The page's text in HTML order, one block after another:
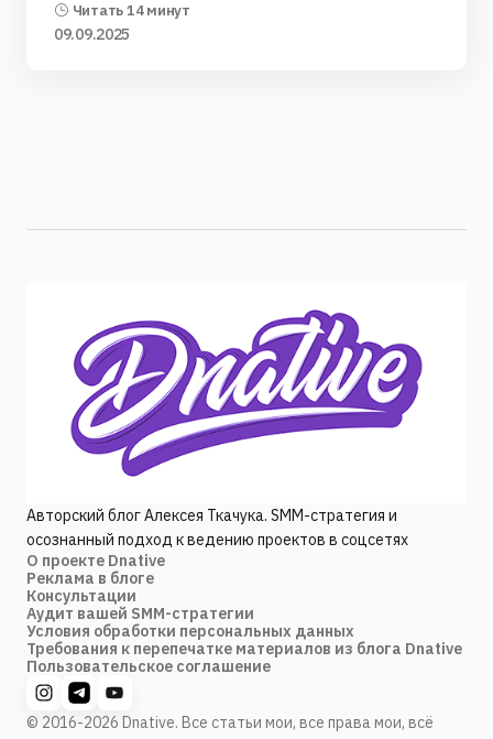
Читать 14 минут
09.09.2025
Авторский блог Алексея Ткачука. SMM-стратегия и
осознанный подход к ведению проектов в соцсетях
О проекте Dnative
Реклама в блоге
Консультации
Аудит вашей SMM-стратегии
Условия обработки персональных данных
Требования к перепечатке материалов из блога Dnative
Пользовательское соглашение
© 2016-2026 Dnative. Все статьи мои, все права мои, всё